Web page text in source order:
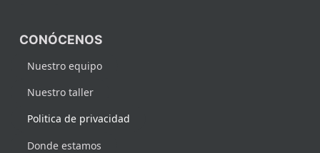
CONÓCENOS
Nuestro equipo
Nuestro taller
Politica de privacidad
Donde estamos